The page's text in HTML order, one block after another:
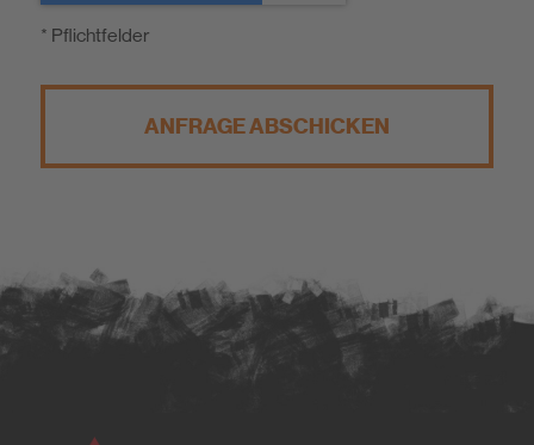
* Pflichtfelder
ANFRAGE ABSCHICKEN